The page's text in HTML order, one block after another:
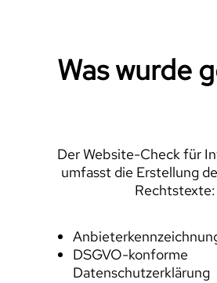
Was wurde
Der Website-Check für
umfasst die Erstellung
Rechtstexte:
DSGVO-konforme
Datenschutzerklärung